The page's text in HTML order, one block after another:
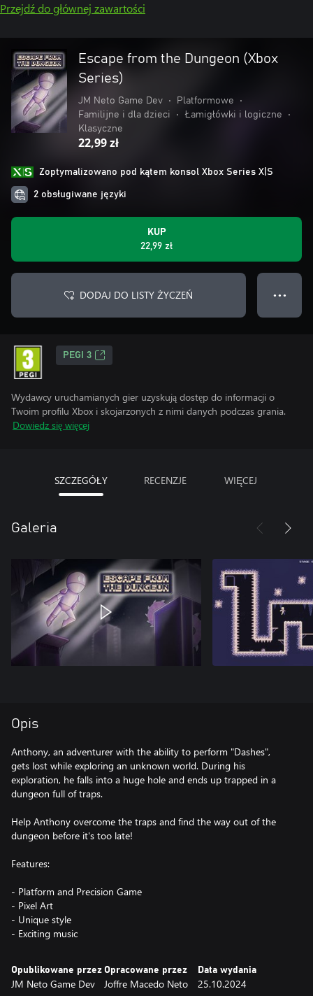
Przejdź do głównej zawartości
Escape from the Dungeon (Xbox
Series)
JM Neto Game Dev • Platformowe
•
Familijne i dla dzieci
• Łamigłówki i logiczne
•
Klasyczne
22,99 zł
Zoptymalizowano pod kątem konsol Xbox Series X|S
2 obsługiwane języki
KUP
22,99 zł
DODAJ DO LISTY ŻYCZEŃ ● ● ●
PEGI 3
Wydawcy uruchamianych gier uzyskują dostęp do informacji o
Twoim profilu Xbox i skojarzonych z nimi danych podczas grania.
Dowiedz się więcej
SZCZEGÓŁY RECENZJE WIĘCEJ
Galeria
Opis
Anthony, an adventurer with the ability to perform "Dashes",
gets lost while exploring an unknown world. During his
exploration, he falls into a huge hole and ends up trapped in a
dungeon full of traps.
Help Anthony overcome the traps and find the way out of the
dungeon before it's too late!
Features:
- Platform and Precision Game
- Pixel Art
- Unique style
- Exciting music
Opublikowane przez
JM Neto Game Dev
Opracowane przez
Joffre Macedo Neto
Data wydania
25.10.2024